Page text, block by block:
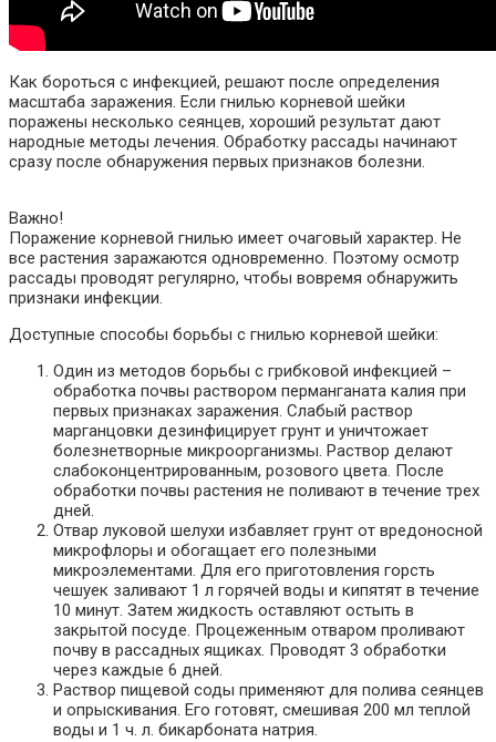
Как бороться с инфекцией, решают после определения
масштаба заражения. Если гнилью корневой шейки
поражены несколько сеянцев, хороший результат дают
народные методы лечения. Обработку рассады начинают
сразу после обнаружения первых признаков болезни.
Важно!
Поражение корневой гнилью имеет очаговый характер. Не
все растения заражаются одновременно. Поэтому осмотр
рассады проводят регулярно, чтобы вовремя обнаружить
признаки инфекции.
Доступные способы борьбы с гнилью корневой шейки:
Один из методов борьбы с грибковой инфекцией –
обработка почвы раствором перманганата калия при
первых признаках заражения. Слабый раствор
марганцовки дезинфицирует грунт и уничтожает
болезнетворные микроорганизмы. Раствор делают
слабоконцентрированным, розового цвета. После
обработки почвы растения не поливают в течение трех
дней.
Отвар луковой шелухи избавляет грунт от вредоносной
микрофлоры и обогащает его полезными
микроэлементами. Для его приготовления горсть
чешуек заливают 1 л горячей воды и кипятят в течение
10 минут. Затем жидкость оставляют остыть в
закрытой посуде. Процеженным отваром проливают
почву в рассадных ящиках. Проводят 3 обработки
через каждые 6 дней.
Раствор пищевой соды применяют для полива сеянцев
и опрыскивания. Его готовят, смешивая 200 мл теплой
воды и 1 ч. л. бикарбоната натрия.